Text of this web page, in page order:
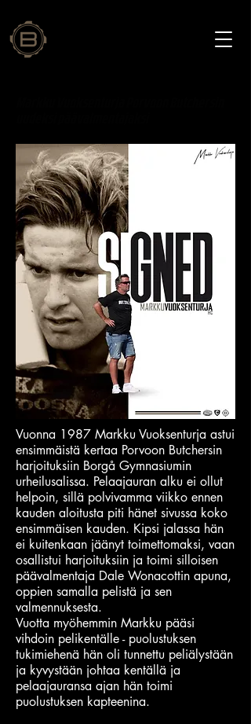
Vuonna 1987 Markku Vuoksenturja astui
ensimmäistä kertaa Porvoon Butchersin
harjoituksiin Borgå Gymnasiumin
urheilusalissa. Pelaajauran alku ei ollut
helpoin, sillä polvivamma viikko ennen
kauden aloitusta piti hänet sivussa koko
ensimmäisen kauden. Kipsi jalassa hän
ei kuitenkaan jäänyt toimettomaksi, vaan
osallistui harjoituksiin ja toimi silloisen
päävalmentaja Dale Wonacottin apuna,
oppien samalla pelistä ja sen
valmennuksesta.
Vuotta myöhemmin Markku pääsi
vihdoin pelikentälle - puolustuksen
tukimiehenä hän oli tunnettu peliälystään
ja kyvystään johtaa kentällä ja
pelaajauransa ajan hän toimi
puolustuksen kapteenina.